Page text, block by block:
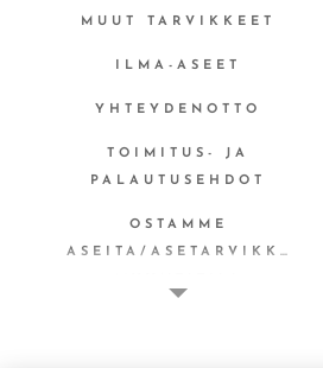
MUUT TARVIKKEET
ILMA-ASEET
YHTEYDENOTTO
TOIMITUS- JA
PALAUTUSEHDOT
OSTAMME
ASEITA/ASETARVIKKEITA